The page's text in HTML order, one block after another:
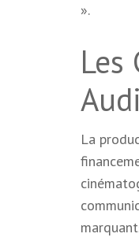
».
Les
La